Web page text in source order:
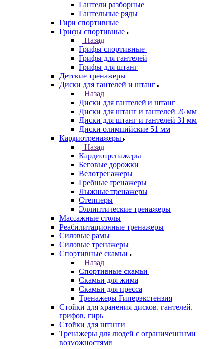
Гантели разборные
Гантельные ряды
Гири спортивные
Грифы спортивные
Назад
Грифы спортивные
Грифы для гантелей
Грифы для штанг
Детские тренажеры
Диски для гантелей и штанг
Назад
Диски для гантелей и штанг
Диски для штанг и гантелей 26 мм
Диски для штанг и гантелей 31 мм
Диски олимпийские 51 мм
Кардиотренажеры
Назад
Кардиотренажеры
Беговые дорожки
Велотренажеры
Гребные тренажеры
Лыжные тренажеры
Степперы
Эллиптические тренажеры
Массажные столы
Реабилитационные тренажеры
Силовые рамы
Силовые тренажеры
Спортивные скамьи
Назад
Спортивные скамьи
Скамьи для жима
Скамьи для пресса
Тренажеры Гиперэкстензия
Стойки для хранения дисков, гантелей,
грифов, гирь
Стойки для штанги
Тренажеры для людей с ограниченными
возможностями